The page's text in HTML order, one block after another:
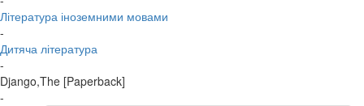
Література іноземними мовами
-
Дитяча література
-
Django,The [Paperback]
-